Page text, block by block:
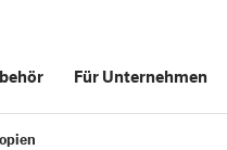
Für Unternehmen